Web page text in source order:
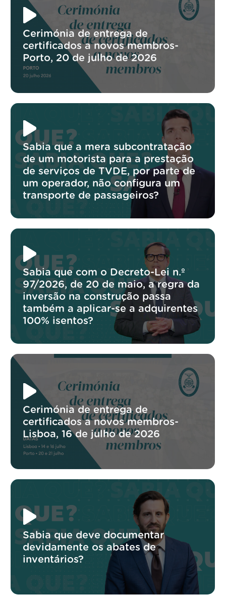
Cerimónia de entrega de
certificados a novos membros-
Porto, 20 de julho de 2026
Sabia que a mera subcontratação
de um motorista para a prestação
de serviços de TVDE, por parte de
um operador, não configura um
transporte de passageiros?
Sabia que com o Decreto-Lei n.º
97/2026, de 20 de maio, a regra da
inversão na construção passa
também a aplicar-se a adquirentes
100% isentos?
Cerimónia de entrega de
certificados a novos membros-
Lisboa, 16 de julho de 2026
Sabia que deve documentar
devidamente os abates de
inventários?